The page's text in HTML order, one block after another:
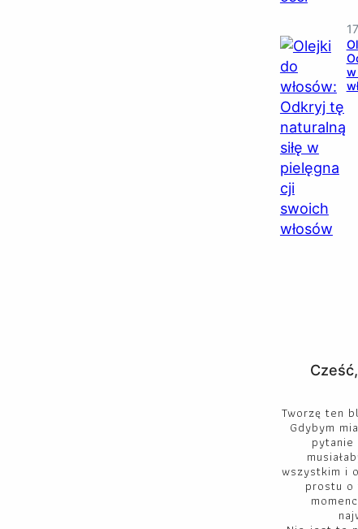
Tworzę ten
Gdybym
wszystkim i
prostu o